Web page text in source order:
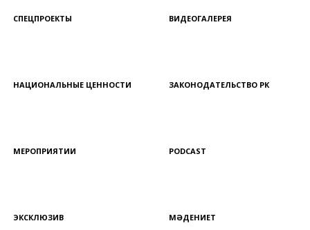
СПЕЦПРОЕКТЫ ВИДЕОГАЛЕРЕЯ
НАЦИОНАЛЬНЫЕ ЦЕННОСТИ ЗАКОНОДАТЕЛЬСТВО РК
МЕРОПРИЯТИИ PODCAST
ЭКСКЛЮЗИВ МӘДЕНИЕТ